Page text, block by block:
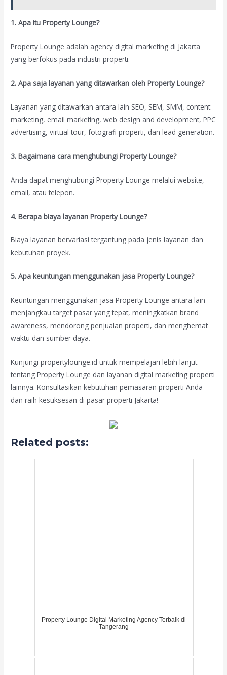
1. Apa itu Property Lounge?
Property Lounge adalah agency digital marketing di Jakarta
yang berfokus pada industri properti.
2. Apa saja layanan yang ditawarkan oleh Property Lounge?
Layanan yang ditawarkan antara lain SEO, SEM, SMM, content
marketing, email marketing, web design and development, PPC
advertising, virtual tour, fotografi properti, dan lead generation.
3. Bagaimana cara menghubungi Property Lounge?
Anda dapat menghubungi Property Lounge melalui website,
email, atau telepon.
4. Berapa biaya layanan Property Lounge?
Biaya layanan bervariasi tergantung pada jenis layanan dan
kebutuhan proyek.
5. Apa keuntungan menggunakan jasa Property Lounge?
Keuntungan menggunakan jasa Property Lounge antara lain
menjangkau target pasar yang tepat, meningkatkan brand
awareness, mendorong penjualan properti, dan menghemat
waktu dan sumber daya.
Kunjungi propertylounge.id untuk mempelajari lebih lanjut
tentang Property Lounge dan layanan digital marketing properti
lainnya. Konsultasikan kebutuhan pemasaran properti Anda
dan raih kesuksesan di pasar properti Jakarta!
Related posts:
Property Lounge Digital Marketing Agency Terbaik di
Tangerang